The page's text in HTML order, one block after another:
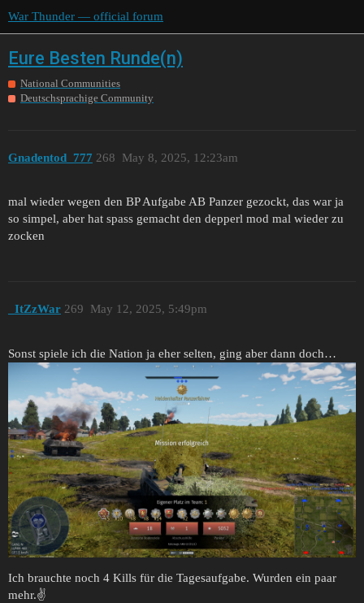
War Thunder — official forum
Eure Besten Runde(n)
National Communities
Deutschsprachige Community
Gnadentod_777 May 8, 2025, 12:23am
268
mal wieder wegen den BP Aufgabe AB Panzer gezockt, das war ja
so simpel, aber hat spass gemacht den depperl mod mal wieder zu
zocken
_ItZzWar May 12, 2025, 5:49pm
269
Sonst spiele ich die Nation ja eher selten, ging aber dann doch…
Ich brauchte noch 4 Kills für die Tagesaufgabe. Wurden ein paar
mehr.✌️